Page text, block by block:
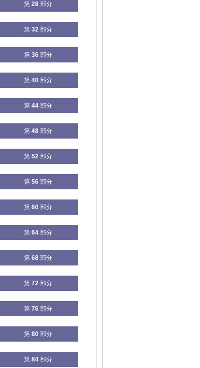
第 28 部分
第 32 部分
第 36 部分
第 40 部分
第 44 部分
第 48 部分
第 52 部分
第 56 部分
第 60 部分
第 64 部分
第 68 部分
第 72 部分
第 76 部分
第 80 部分
第 84 部分